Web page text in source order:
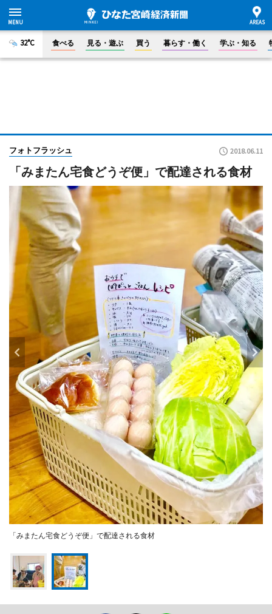
32°C 食べる 見る・遊ぶ 買う 暮らす・働く 学ぶ・知る
フォトフラッシュ 2018.06.11
「みまたん宅食どうぞ便」で配達される食材
「みまたん宅食どうぞ便」で配達される食材